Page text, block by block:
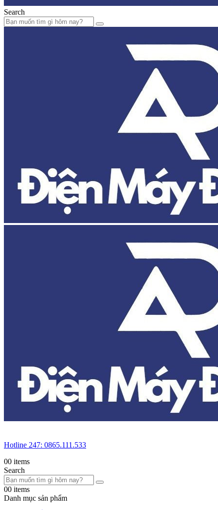
Search
Hotline 247: 0865.111.533
00 items
Search
00 items
Danh mục sản phẩm